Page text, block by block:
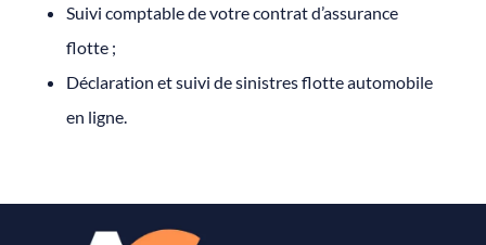
Suivi comptable de votre contrat d’assurance
flotte ;
Déclaration et suivi de sinistres flotte automobile
en ligne.